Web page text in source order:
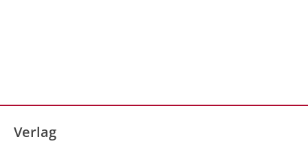
Verlag